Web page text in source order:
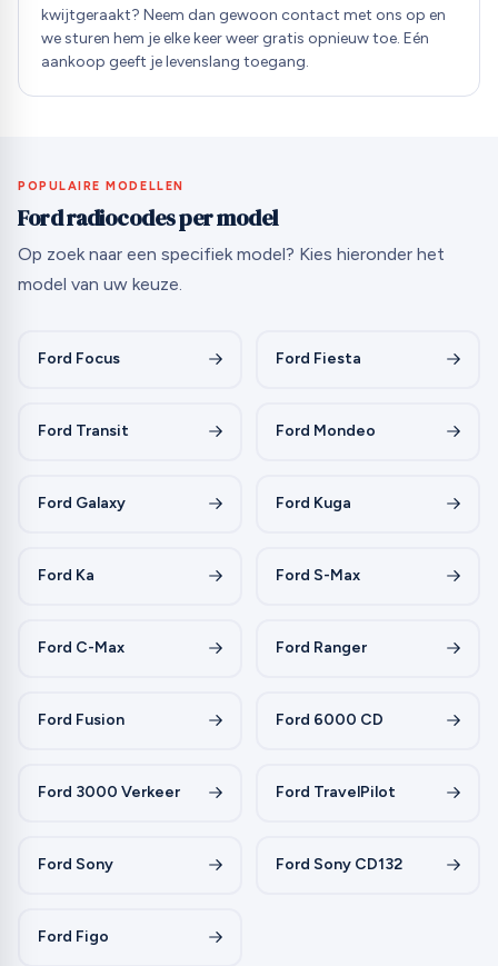
kwijtgeraakt? Neem dan gewoon contact met ons op en
we sturen hem je elke keer weer gratis opnieuw toe. Eén
aankoop geeft je levenslang toegang.
POPULAIRE MODELLEN
Ford radiocodes per model
Op zoek naar een specifiek model? Kies hieronder het
model van uw keuze.
Ford Focus Ford Fiesta
Ford Transit Ford Mondeo
Ford Galaxy Ford Kuga
Ford Ka Ford S-Max
Ford C-Max Ford Ranger
Ford Fusion Ford 6000 CD
Ford 3000 Verkeer Ford TravelPilot
Ford Sony Ford Sony CD132
Ford Figo